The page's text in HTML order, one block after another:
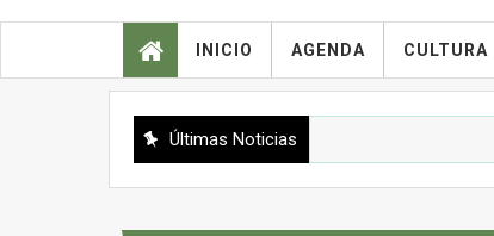
INICIO AGENDA CULTURA
Últimas Noticias